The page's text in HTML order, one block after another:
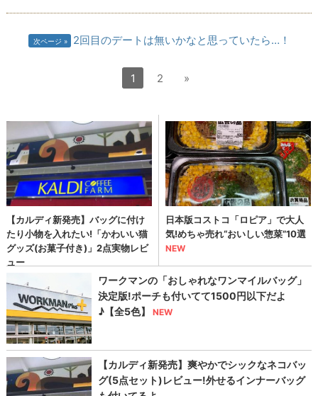
次ページ 2回目のデートは無いかなと思っていたら…！
1 2 »